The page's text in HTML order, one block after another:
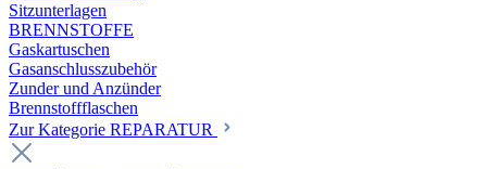
Sitzunterlagen
BRENNSTOFFE
Gaskartuschen
Gasanschlusszubehör
Zunder und Anzünder
Brennstoffflaschen
Zur Kategorie REPARATUR